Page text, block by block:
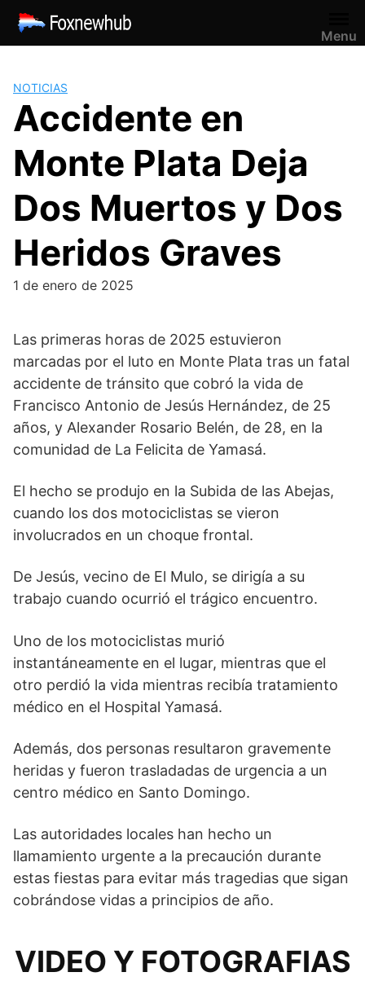
Saltar
contenido
Menu
NOTICIAS
Accidente en
Monte Plata Deja
Dos Muertos y Dos
Heridos Graves
1 de enero de 2025
Las primeras horas de 2025 estuvieron
marcadas por el luto en Monte Plata tras un fatal
accidente de tránsito que cobró la vida de
Francisco Antonio de Jesús Hernández, de 25
años, y Alexander Rosario Belén, de 28, en la
comunidad de La Felicita de Yamasá.
El hecho se produjo en la Subida de las Abejas,
cuando los dos motociclistas se vieron
involucrados en un choque frontal.
De Jesús, vecino de El Mulo, se dirigía a su
trabajo cuando ocurrió el trágico encuentro.
Uno de los motociclistas murió
instantáneamente en el lugar, mientras que el
otro perdió la vida mientras recibía tratamiento
médico en el Hospital Yamasá.
Además, dos personas resultaron gravemente
heridas y fueron trasladadas de urgencia a un
centro médico en Santo Domingo.
Las autoridades locales han hecho un
llamamiento urgente a la precaución durante
estas fiestas para evitar más tragedias que sigan
cobrándose vidas a principios de año.
VIDEO Y FOTOGRAFIAS